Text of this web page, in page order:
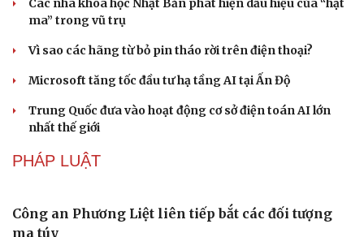
Đường Hoa khát vọng xây dựng “vùng chè di
sản” Quảng Ninh
Huế khảo sát du lịch đường thủy, phương án thoát lũ
Thổ cẩm Chăm Mỹ Nghiệp: Từ ngôn ngữ văn hóa đến
sản phẩm du lịch độc đáo
Vì sao lượng khách Philippines đến Việt Nam tăng
trưởng vượt bậc?
thực đường phố hàng đầu thế giới